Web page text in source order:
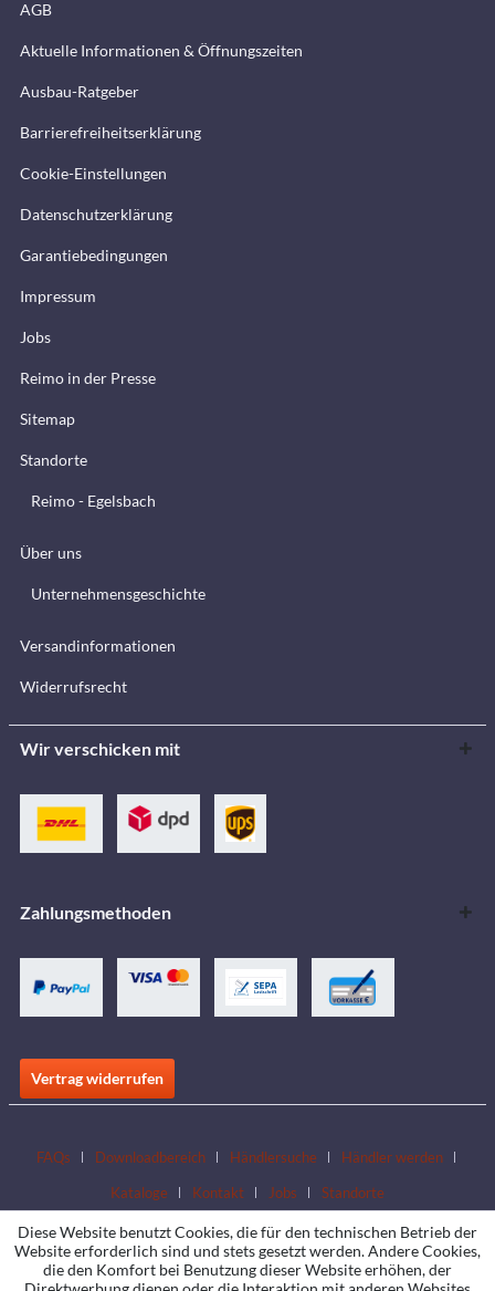
AGB
Aktuelle Informationen & Öffnungszeiten
Ausbau-Ratgeber
Barrierefreiheitserklärung
Cookie-Einstellungen
Datenschutzerklärung
Garantiebedingungen
Impressum
Jobs
Reimo in der Presse
Sitemap
Standorte
Reimo - Egelsbach
Über uns
Unternehmensgeschichte
Versandinformationen
Widerrufsrecht
Wir verschicken mit
Zahlungsmethoden
Vertrag widerrufen
FAQs Downloadbereich Händlersuche
Händler werden
Kataloge
Kontakt Jobs Standorte
Diese Website benutzt Cookies, die für den technischen Betrieb der
Website erforderlich sind und stets gesetzt werden. Andere Cookies,
die den Komfort bei Benutzung dieser Website erhöhen, der